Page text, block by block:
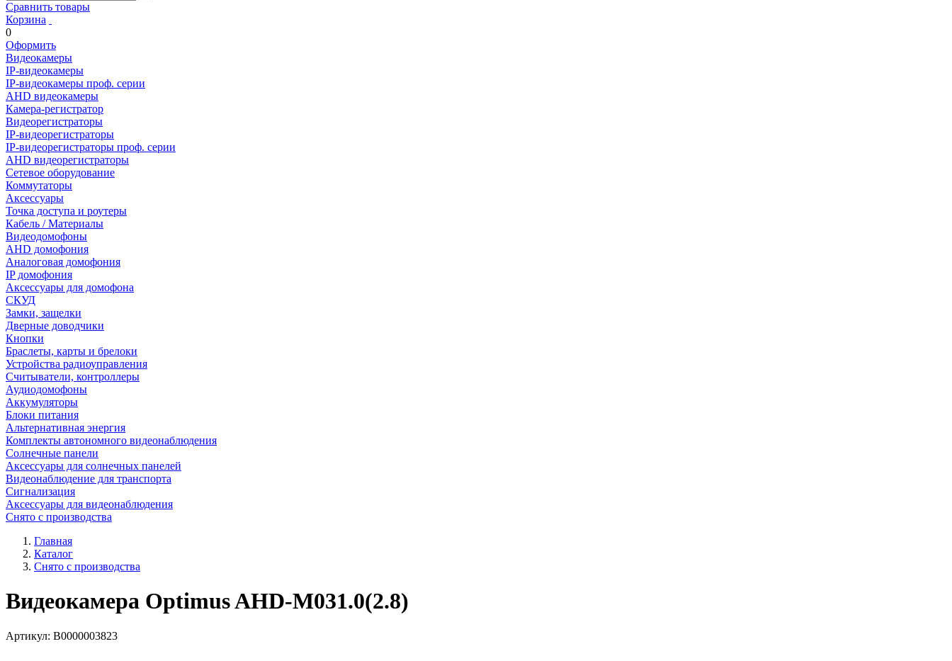
Сравнить товары
Корзина
0
Оформить
Видеокамеры
IP-видеокамеры
IP-видеокамеры проф. серии
AHD видеокамеры
Камера-регистратор
Видеорегистраторы
IP-видеорегистраторы
IP-видеорегистраторы проф. серии
AHD видеорегистраторы
Сетевое оборудование
Коммутаторы
Аксессуары
Точка доступа и роутеры
Кабель / Материалы
Видеодомофоны
AHD домофония
Аналоговая домофония
IP домофония
Аксессуары для домофона
СКУД
Замки, защелки
Дверные доводчики
Кнопки
Браслеты, карты и брелоки
Устройства радиоуправления
Считыватели, контроллеры
Аудиодомофоны
Аккумуляторы
Блоки питания
Альтернативная энергия
Комплекты автономного видеонаблюдения
Солнечные панели
Аксессуары для солнечных панелей
Видеонаблюдение для транспорта
Сигнализация
Аксессуары для видеонаблюдения
Снято с производства
Главная
Каталог
Снято с производства
Видеокамера Optimus AHD-M031.0(2.8)
Артикул: В0000003823